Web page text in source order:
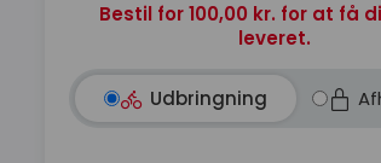
Bestil for 100,00 kr. for at få
leveret.
Udbringning